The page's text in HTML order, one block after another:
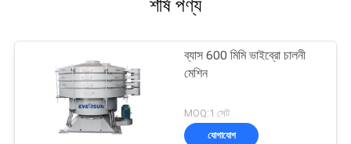
শীর্ষ পণ্য
ব্যাস 600 মিমি ভাইব্রো চালনী
মেশিন
MOQ:1 সেট
যোগাযোগ